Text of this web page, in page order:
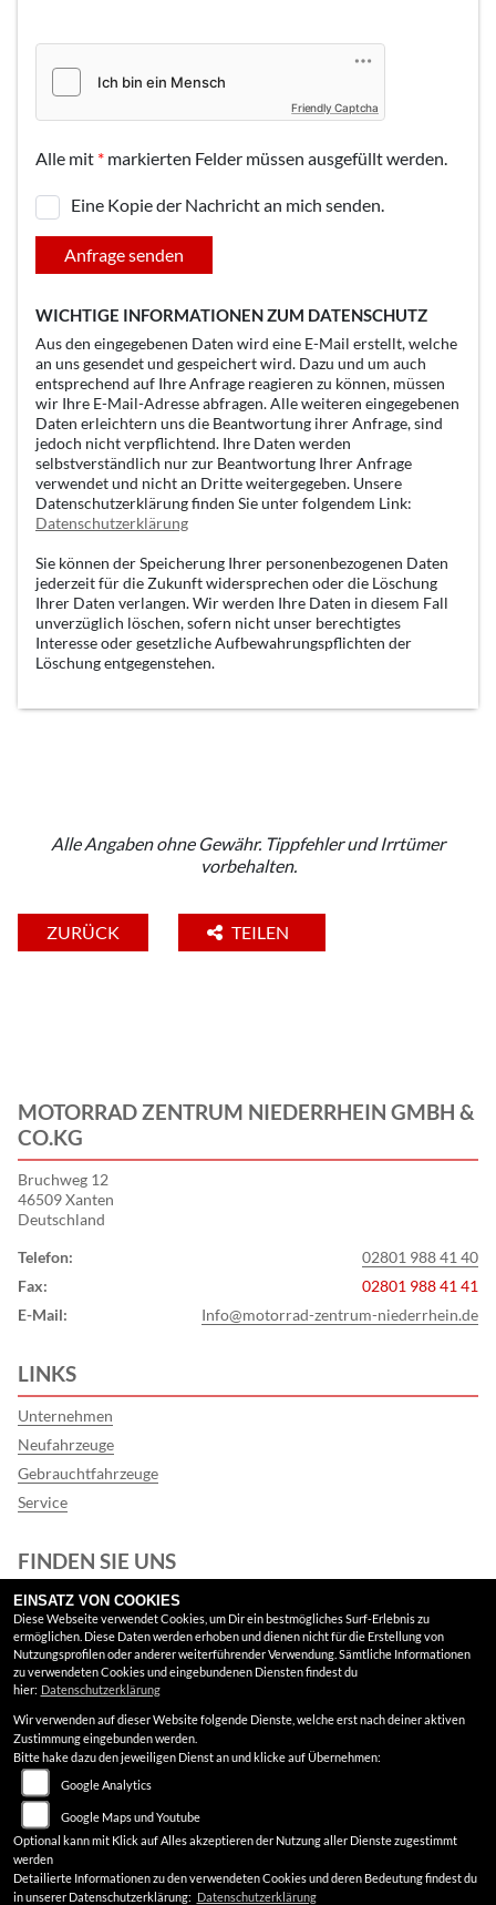
Friendly Captcha
Alle mit * markierten Felder müssen ausgefüllt werden.
Eine Kopie der Nachricht an mich senden.
Anfrage senden
WICHTIGE INFORMATIONEN ZUM DATENSCHUTZ
Aus den eingegebenen Daten wird eine E-Mail erstellt, welche
an uns gesendet und gespeichert wird. Dazu und um auch
entsprechend auf Ihre Anfrage reagieren zu können, müssen
wir Ihre E-Mail-Adresse abfragen. Alle weiteren eingegebenen
Daten erleichtern uns die Beantwortung ihrer Anfrage, sind
jedoch nicht verpflichtend. Ihre Daten werden
selbstverständlich nur zur Beantwortung Ihrer Anfrage
verwendet und nicht an Dritte weitergegeben. Unsere
Datenschutzerklärung finden Sie unter folgendem Link:
Datenschutzerklärung
Sie können der Speicherung Ihrer personenbezogenen Daten
jederzeit für die Zukunft widersprechen oder die Löschung
Ihrer Daten verlangen. Wir werden Ihre Daten in diesem Fall
unverzüglich löschen, sofern nicht unser berechtigtes
Interesse oder gesetzliche Aufbewahrungspflichten der
Löschung entgegenstehen.
Alle Angaben ohne Gewähr. Tippfehler und Irrtümer
vorbehalten.
ZURÜCK TEILEN
MOTORRAD ZENTRUM NIEDERRHEIN GMBH &
CO.KG
Bruchweg 12
46509 Xanten
Deutschland
Telefon:
02801 988 41 40
Fax:
02801 988 41 41
E-Mail:
Info@motorrad-zentrum-niederrhein.de
LINKS
Unternehmen
Neufahrzeuge
Gebrauchtfahrzeuge
Service
FINDEN SIE UNS
Facebook
Google Maps
RECHTLICHES
AGB
Impressum
Datenschutz
Disclaimer
EINSATZ VON COOKIES
Diese Webseite verwendet Cookies, um Dir ein bestmögliches Surf-Erlebnis zu
ermöglichen. Diese Daten werden erhoben und dienen nicht für die Erstellung von
Nutzungsprofilen oder anderer weiterführender Verwendung. Sämtliche Informationen
zu verwendeten Cookies und eingebundenen Diensten findest du
hier: Datenschutzerklärung
Wir verwenden auf dieser Website folgende Dienste, welche erst nach deiner aktiven
Zustimmung eingebunden werden.
Bitte hake dazu den jeweiligen Dienst an und klicke auf Übernehmen:
Google Analytics
Google Maps und Youtube
Optional kann mit Klick auf Alles akzeptieren der Nutzung aller Dienste zugestimmt
werden
Detailierte Informationen zu den verwendeten Cookies und deren Bedeutung findest du
in unserer Datenschutzerklärung: Datenschutzerklärung